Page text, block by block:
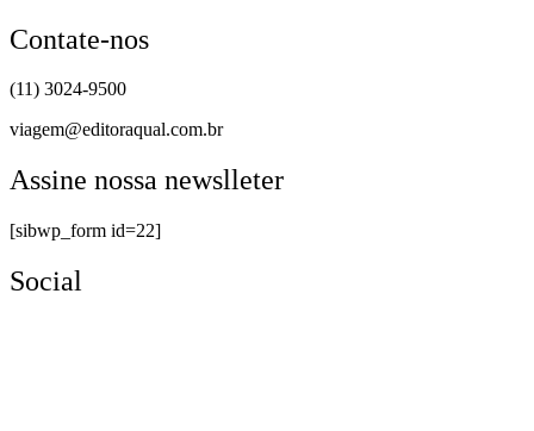
Contate-nos
(11) 3024-9500
viagem@editoraqual.com.br
Assine nossa newslleter
[sibwp_form id=22]
Social